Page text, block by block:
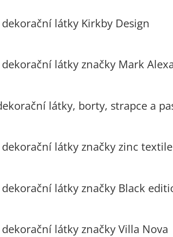
látky Kirkby Design
látky značky Mark
látky, borty, strapce a
látky značky zinc textile
látky značky Black
látky značky Villa Nova